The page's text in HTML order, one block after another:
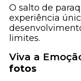
O salto de
experiência
limites.
Viva a
fotos